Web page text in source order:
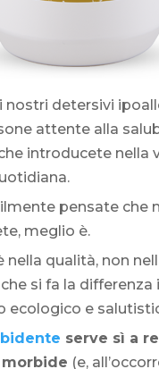
nostri detersivi
attente alla
introducete nella
pensate che
meglio è.
nella qualità, non
si fa la differenza
ecologico e
serve sì a
(e,